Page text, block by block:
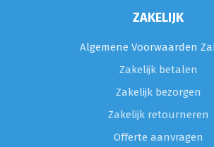
ZAKELIJK
Algemene Voorwaarden
Zakelijk betalen
Zakelijk bezorgen
Zakelijk retourneren
Offerte aanvragen